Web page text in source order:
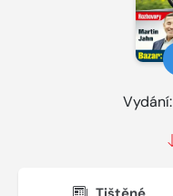
Vydání: